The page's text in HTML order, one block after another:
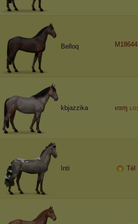
Belloq
kbjazzika ιɾαɱ
Inti Tél